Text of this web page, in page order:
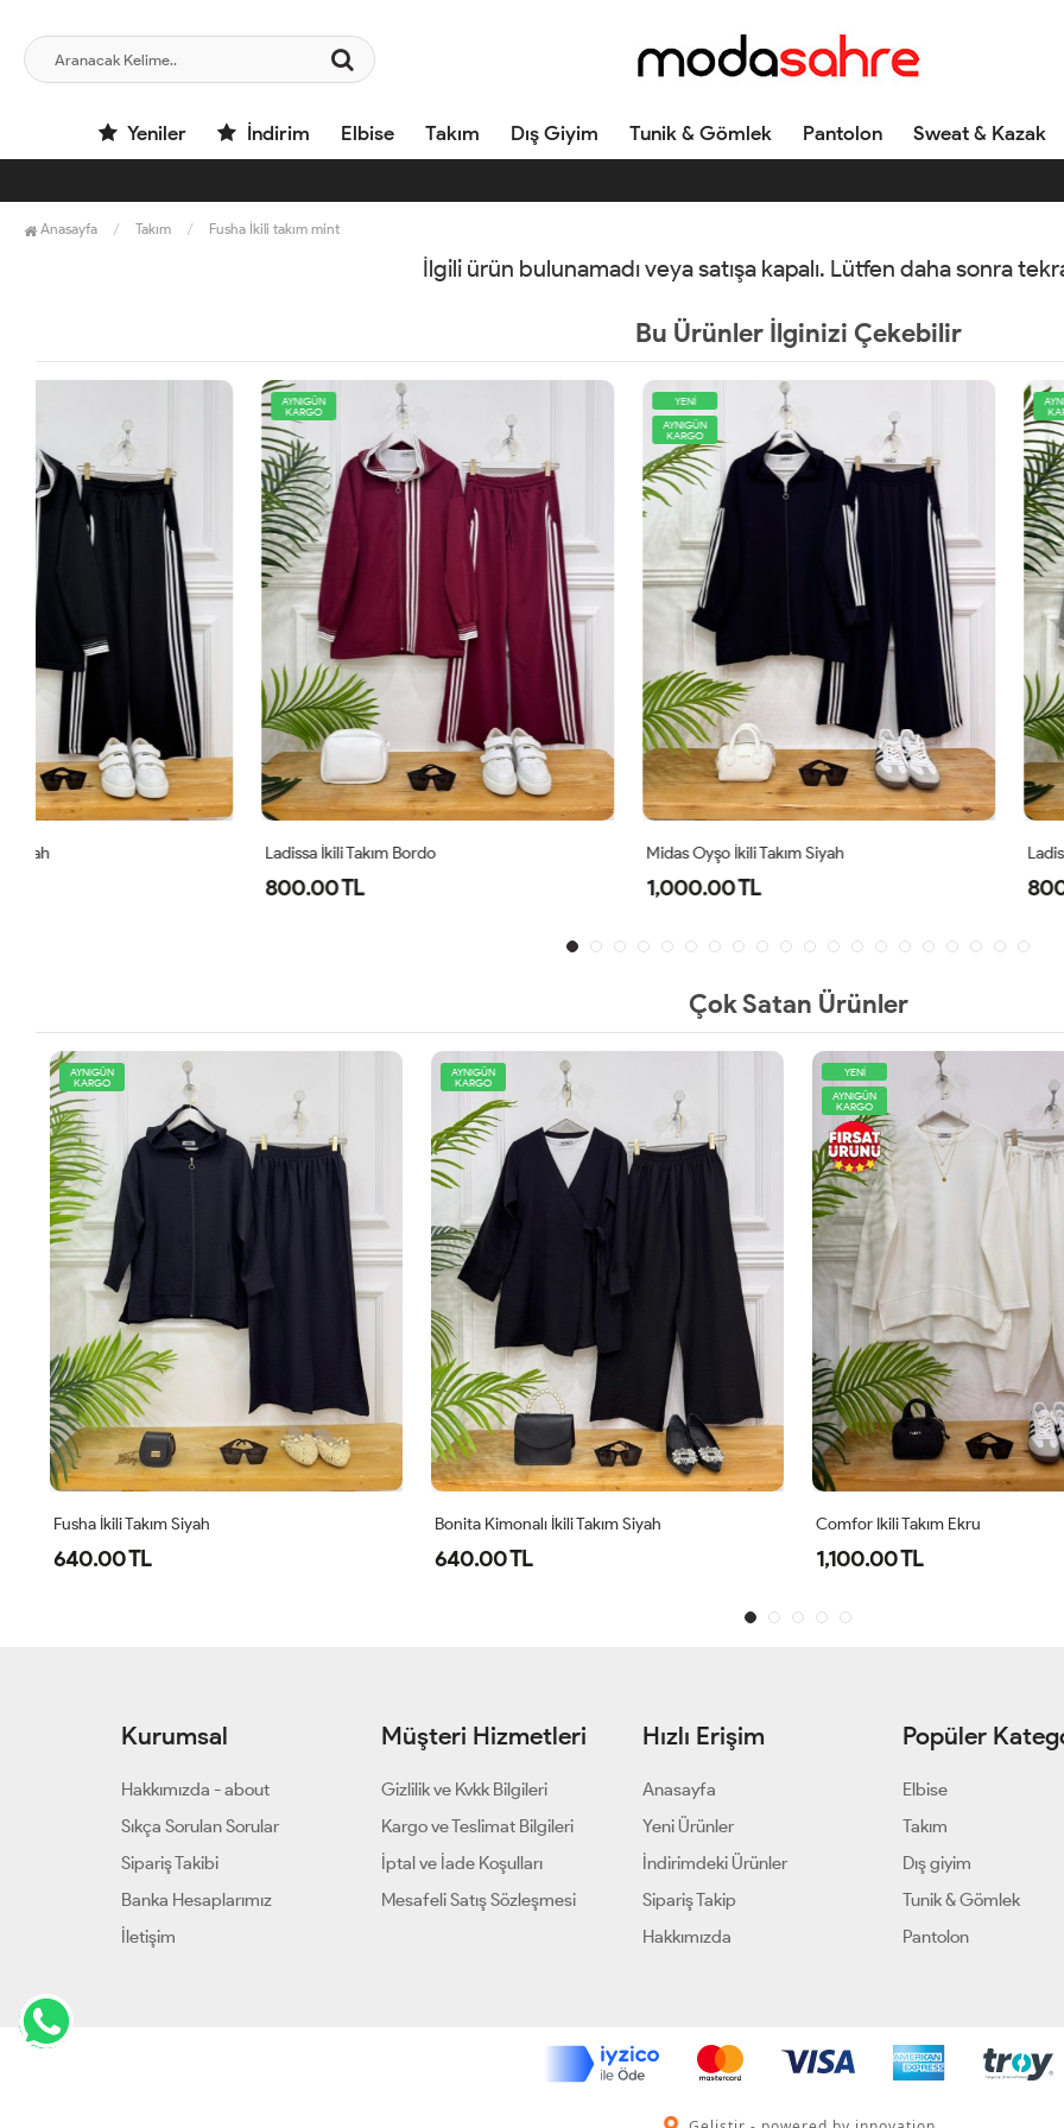
Yeniler İndirim Elbise Takım Dış Giyim Tunik & Gömlek Pantolon Sweat & Kazak
Anasayfa Takım Fusha İkili takım mint
İlgili ürün bulunamadı veya satışa kapalı. Lütfen daha sonra
Bu Ürünler İlginizi Çekebilir
Midas Oyşo İkili Takım Siyah Ladissa İkili Takım Gri
Çok Satan Ürünler
AYNIGÜN
KARGO
Bonita Kimonalı İkili Takım Siyah
640.00 TL
YENİ
AYNIGÜN
KARGO
Comfor Ikili Takım Ekru
1,100.00 TL
AYNIGÜN
KARGO
Lidya İkili Takım Siyah
640.00 TL
Kurumsal
Hakkımızda - about
Sıkça Sorulan Sorular
Sipariş Takibi
Banka Hesaplarımız
İletişim
Müşteri Hizmetleri
Gizlilik ve Kvkk Bilgileri
Kargo ve Teslimat Bilgileri
İptal ve İade Koşulları
Mesafeli Satış Sözleşmesi
Hızlı Erişim
Anasayfa
Yeni Ürünler
İndirimdeki Ürünler
Sipariş Takip
Hakkımızda
Popüler
Elbise
Takım
Dış giyim
Tunik & Gömlek
Pantolon